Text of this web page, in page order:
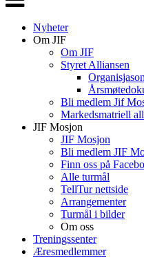
navigasjon
Nyheter
Om JIF
Om JIF
Styret Alliansen
Bli medlem Jif
Markedsmatriell
JIF Mosjon
JIF Mosjon
Bli medlem JIF
Finn oss på
Alle turmål
TellTur nettside
Arrangementer
Turmål i bilder
Om oss
Treningssenter
Æresmedlemmer